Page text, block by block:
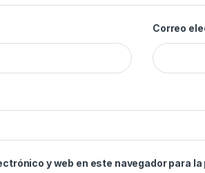
Correo
y web en este navegador para